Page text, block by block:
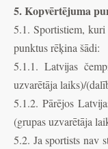
5. Kopvērtējuma
5.1. Sportistiem,
punktus rēķina šādi:
5.1.1. Latvijas
uzvarētāja laiks)/
5.1.2. Pārējos
(grupas uzvarētāja
5.2. Ja sportists nav